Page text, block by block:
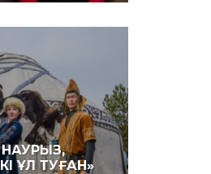
НАУ­РЫЗ,
ҰЛ ТУҒАН»